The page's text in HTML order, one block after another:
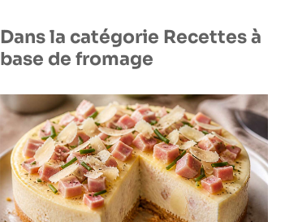
Dans la catégorie Recettes à
base de fromage